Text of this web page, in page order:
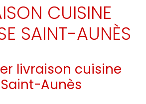
CUISINE
SAINT-AUNÈS
livraison cuisine
Aunès